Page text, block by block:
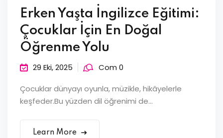
Erken Yaşta İngilizce Eğitimi:
Çocuklar İçin En Doğal
Öğrenme Yolu
29 Eki, 2025 Com 0
Çocuklar dünyayı oyunla, müzikle, hikâyelerle
keşfeder.Bu yüzden dil öğrenimi de...
Learn More